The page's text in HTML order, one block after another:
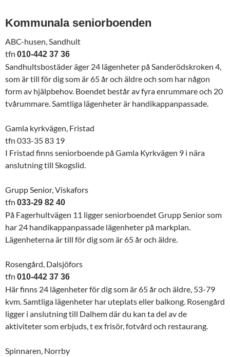
Kommunala seniorboenden
ABC-husen, Sandhult
tfn 010-442 37 36
Sandhultsbostäder äger 24 lägenheter på Sanderödskroken 4,
som är till för dig som är 65 år och äldre och som har någon
form av hjälpbehov. Boendet består av fyra enrummare och 20
tvårummare. Samtliga lägenheter är handikappanpassade.
Gamla kyrkvägen, Fristad
tfn 033-35 83 19
I Fristad finns seniorboende på Gamla Kyrkvägen 9 i nära
anslutning till Skogslid.
Grupp Senior, Viskafors
tfn 033-29 82 40
På Fagerhultvägen 11 ligger seniorboendet Grupp Senior som
har 24 handikappanpassade lägenheter på markplan.
Lägenheterna är till för dig som är 65 år och äldre.
Rosengård, Dalsjöfors
tfn 010-442 37 36
Här finns 24 lägenheter för dig som är 65 år och äldre, 53-79
kvm. Samtliga lägenheter har uteplats eller balkong. Rosengård
ligger i anslutning till Dalhem där du kan ta del av de
aktiviteter som erbjuds, t ex frisör, fotvård och restaurang.
Spinnaren, Norrby